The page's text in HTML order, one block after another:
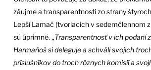
záujme a transparentnosti zo strany
Lepší Lamač (tvoriacich v sedemčlennom
sú úprimné. „Transparentnosť v ich podaní
Harmaňoš si deleguje a schváli svojich
príslušníkov do troch rôznych komisií a